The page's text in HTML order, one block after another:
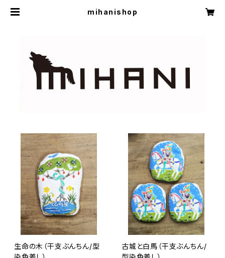
mihanishop
生命の木（干支ぶんちん/型
古城と白馬（干支ぶんちん/